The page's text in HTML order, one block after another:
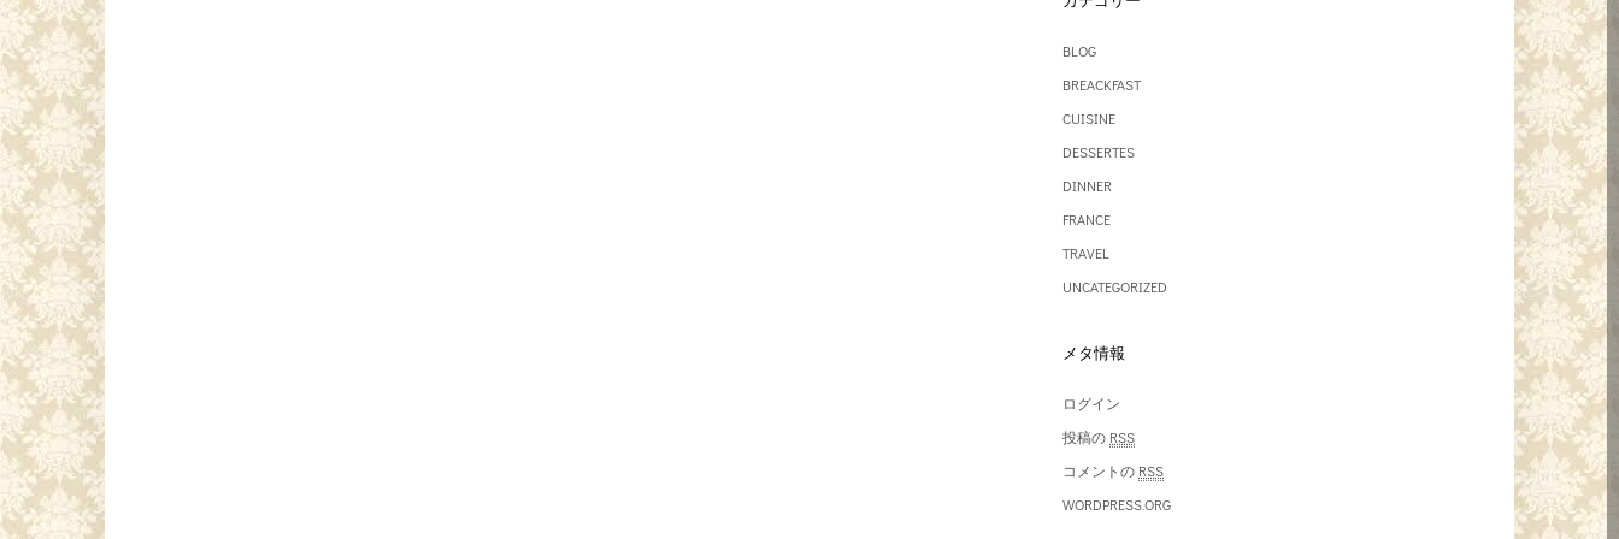
BLOG
BREACKFAST
CUISINE
DESSERTES
DINNER
FRANCE
TRAVEL
UNCATEGORIZED
メタ情報
ログイン
投稿の RSS
コメントの RSS
WORDPRESS.ORG